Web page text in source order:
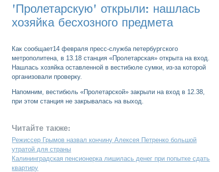
'Пролетарскую' открыли: нашлась
хозяйка бесхозного предмета
Как сообщает14 февраля пресс-служба петербургского
метрополитена, в 13.18 станция «Пролетарская» открыта на вход.
Нашлась хозяйка оставленной в вестибюле сумки, из-за которой
организовали проверку.
Напомним, вестибюль «Пролетарской» закрыли на вход в 12.38,
при этом станция не закрывалась на выход.
Читайте также:
Режиссер Грымов назвал кончину Алексея Петренко большой
утратой для страны
Калининградская пенсионерка лишилась денег при попытке сдать
квартиру